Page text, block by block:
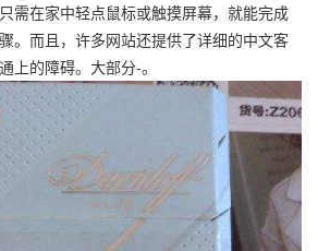
需在家中轻点鼠标或触摸屏幕，就能完成
。而且，许多网站还提供了详细的中文客
上的障碍。大部分-。